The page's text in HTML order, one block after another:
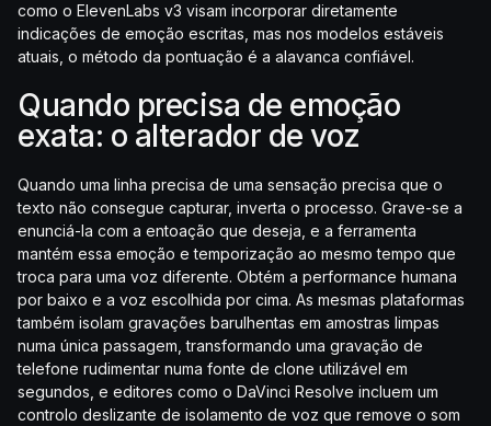
como o ElevenLabs v3 visam incorporar diretamente
indicações de emoção escritas, mas nos modelos estáveis
atuais, o método da pontuação é a alavanca confiável.
Quando precisa de emoção
exata: o alterador de voz
Quando uma linha precisa de uma sensação precisa que o
texto não consegue capturar, inverta o processo. Grave-se a
enunciá-la com a entoação que deseja, e a ferramenta
mantém essa emoção e temporização ao mesmo tempo que
troca para uma voz diferente. Obtém a performance humana
por baixo e a voz escolhida por cima. As mesmas plataformas
também isolam gravações barulhentas em amostras limpas
numa única passagem, transformando uma gravação de
telefone rudimentar numa fonte de clone utilizável em
segundos, e editores como o DaVinci Resolve incluem um
controlo deslizante de isolamento de voz que remove o som